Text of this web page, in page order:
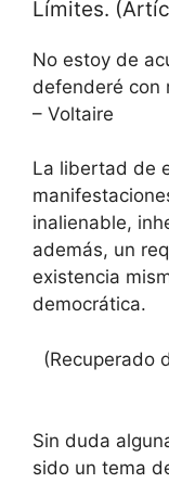
Límites.
No estoy de
defenderé con
– Voltaire
La libertad de
inalienable,
además, un
existencia
democrática.
(Recuperado
Sin duda
sido un tema